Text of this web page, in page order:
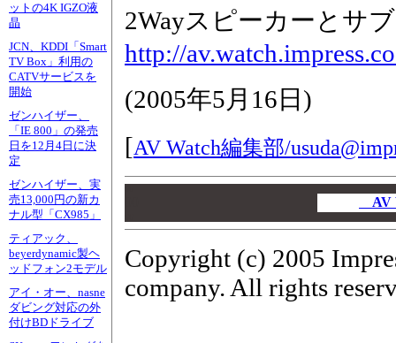
ットの4K IGZO液
晶
JCN、KDDI「Smart
TV Box」利用の
CATVサービスを
開始
ゼンハイザー、
「IE 800」の発売
日を12月4日に決
定
ゼンハイザー、実
売13,000円の新カ
ナル型「CX985」
ティアック、
beyerdynamic製ヘ
ッドフォン2モデル
アイ・オー、nasne
ダビング対応の外
付けBDドライブ
2Wayスピーカーとサ
http://
(2005年5月16日 )
[AV Watch編集部/
AV
Copyright (c) 2005
company. All rights